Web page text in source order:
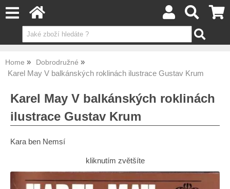
Home Dobrodružné
Karel May V balkánských roklinách ilustrace Gustav Krum
Karel May V balkánských roklinách
ilustrace Gustav Krum
Kara ben Nemsí
kliknutím zvětšíte